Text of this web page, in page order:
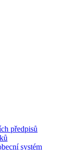
předpisů
systém